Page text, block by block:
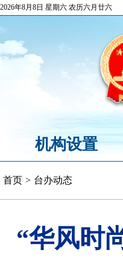
2026年8月8日 星期六 农历六月廿六
机构设置
首页 > 台办动态
“华风时